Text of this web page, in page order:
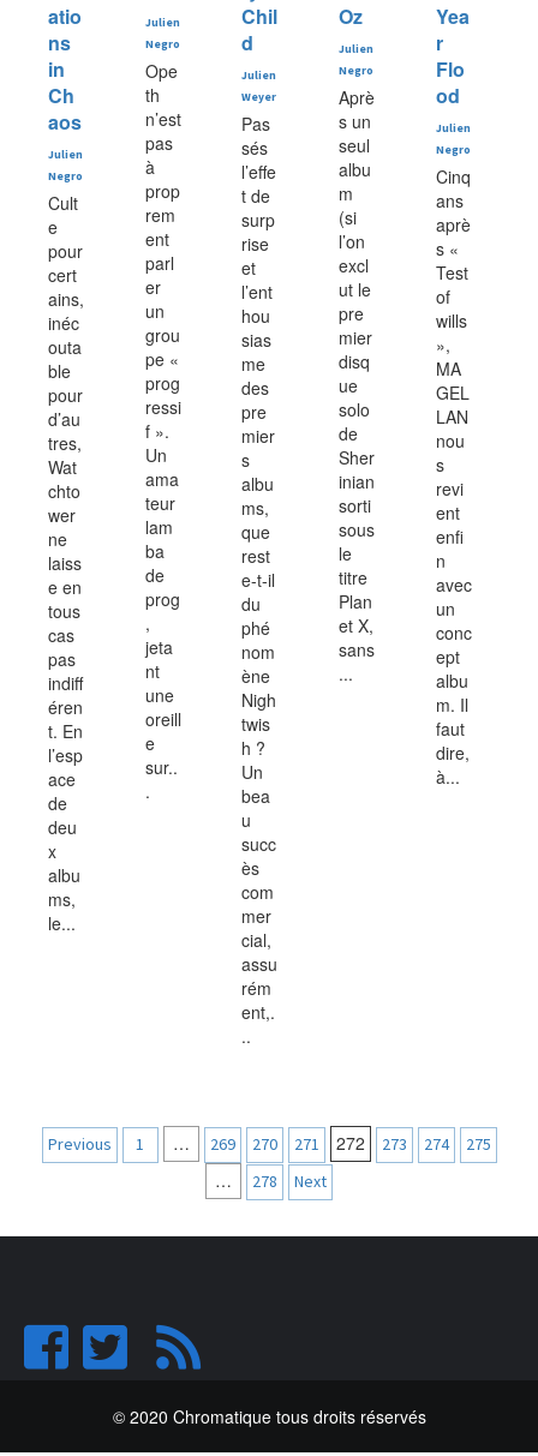
atio
ns
in
Ch
aos
Julien
Negro
Cult
e
pour
cert
ains,
inéc
outa
ble
pour
d’au
tres,
Wat
chto
wer
ne
laiss
e en
tous
cas
pas
indiff
éren
t. En
l’esp
ace
de
deu
x
albu
ms,
le...
Julien
Negro
Ope
th
n’est
pas
à
prop
rem
ent
parl
er
un
grou
pe «
prog
ressi
f ».
Un
ama
teur
lam
ba
de
prog
,
jeta
nt
une
oreill
e
sur..
.
Chil
d
Julien
Weyer
Pas
sés
l’effe
t de
surp
rise
et
l’ent
hou
sias
me
des
pre
mier
s
albu
ms,
que
rest
e-t-il
du
phé
nom
ène
Nigh
twis
h ?
Un
bea
u
succ
ès
com
mer
cial,
assu
rém
ent,.
..
Oz
Julien
Negro
Aprè
s un
seul
albu
m
(si
l’on
excl
ut le
pre
mier
disq
ue
solo
de
Sher
inian
sorti
sous
le
titre
Plan
et X,
sans
...
Yea
r
Flo
od
Julien
Negro
Cinq
ans
aprè
s «
Test
of
wills
»,
MA
GEL
LAN
nou
s
revi
ent
enfi
n
avec
un
conc
ept
albu
m. Il
faut
dire,
à...
Navigation
des
Previous 1 … 269 270 271 272 273 274 275
… 278 Next
© 2020 Chromatique tous droits réservés